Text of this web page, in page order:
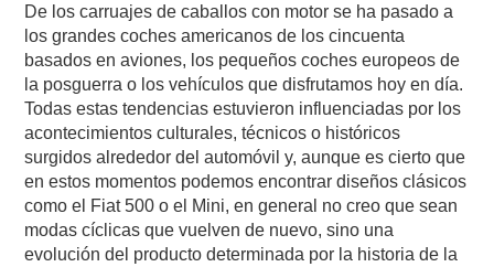
De los carruajes de caballos con motor se ha pasado a
los grandes coches americanos de los cincuenta
basados en aviones, los pequeños coches europeos de
la posguerra o los vehículos que disfrutamos hoy en día.
Todas estas tendencias estuvieron influenciadas por los
acontecimientos culturales, técnicos o históricos
surgidos alrededor del automóvil y, aunque es cierto que
en estos momentos podemos encontrar diseños clásicos
como el Fiat 500 o el Mini, en general no creo que sean
modas cíclicas que vuelven de nuevo, sino una
evolución del producto determinada por la historia de la